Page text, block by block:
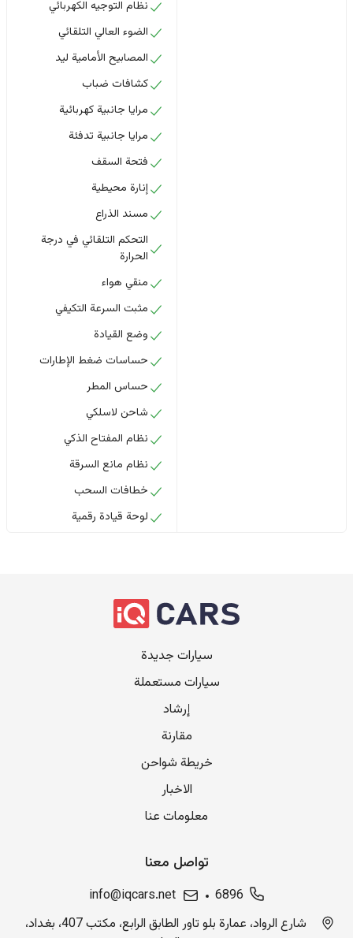
نظام التوجيه الكهربائي
الضوء العالي التلقائي
المصابيح الأمامية ليد
كشافات ضباب
مرايا جانبية كهربائية
مرايا جانبية تدفئة
فتحة السقف
إنارة محيطية
مسند الذراع
التحكم التلقائي في درجة
الحرارة
منقي هواء
مثبت السرعة التكيفي
وضع القيادة
حساسات ضغط الإطارات
حساس المطر
شاحن لاسلكي
نظام المفتاح الذكي
نظام مانع السرقة
خطافات السحب
لوحة قيادة رقمية
سيارات جديدة
سيارات مستعملة
إرشاد
مقارنة
خريطة شواحن
الاخبار
معلومات عنا
تواصل معنا
6896
info@iqcars.net
شارع الرواد، عمارة بلو تاور الطابق الرابع، مكتب 407، بغداد،